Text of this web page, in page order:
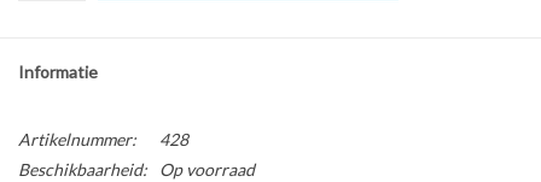
Informatie
Artikelnummer:
428
Beschikbaarheid:
Op voorraad